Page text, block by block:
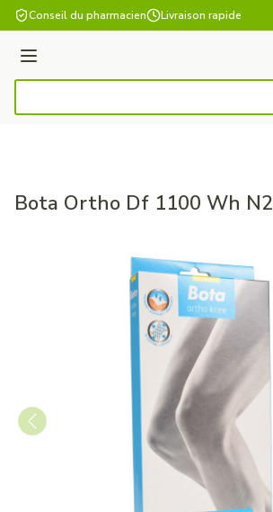
Aller au contenu
Conseil du pharmacien Livraison rapide
Menu
Bota Ortho Df 1100 Wh N2